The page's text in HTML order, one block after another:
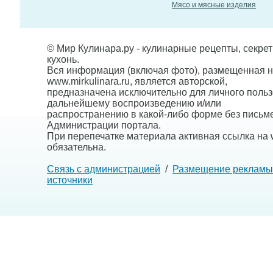
Мясо и мясные изделия
© Мир Кулинара.ру - кулинарные рецепты,
кухонь.
Вся информация (включая фото), размещенная
www.mirkulinara.ru, является авторской,
предназначена исключительно для личного
дальнейшему воспроизведению и/или
распространению в какой-либо форме без
Администрации портала.
При перепечатке материала активная ссылка на
обязательна.
Связь с администрацией / Размещение рекламы
источники